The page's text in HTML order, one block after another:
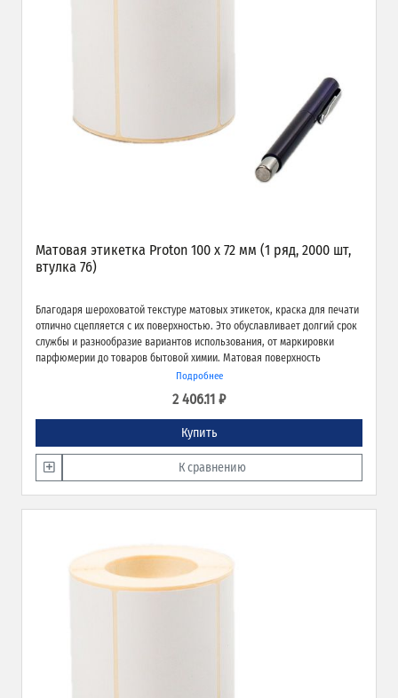
Матовая этикетка Proton 100 х 72 мм (1 ряд, 2000 шт,
втулка 76)
Благодаря шероховатой текстуре матовых этикеток, краска для печати
отлично сцепляется с их поверхностью. Это обуславливает долгий срок
службы и разнообразие вариантов использования, от маркировки
парфюмерии до товаров бытовой химии. Матовая поверхность
обеспечивает превосходное качество печати и широкие возможности
Подробнее
2 406.11 ₽
Купить
К сравнению